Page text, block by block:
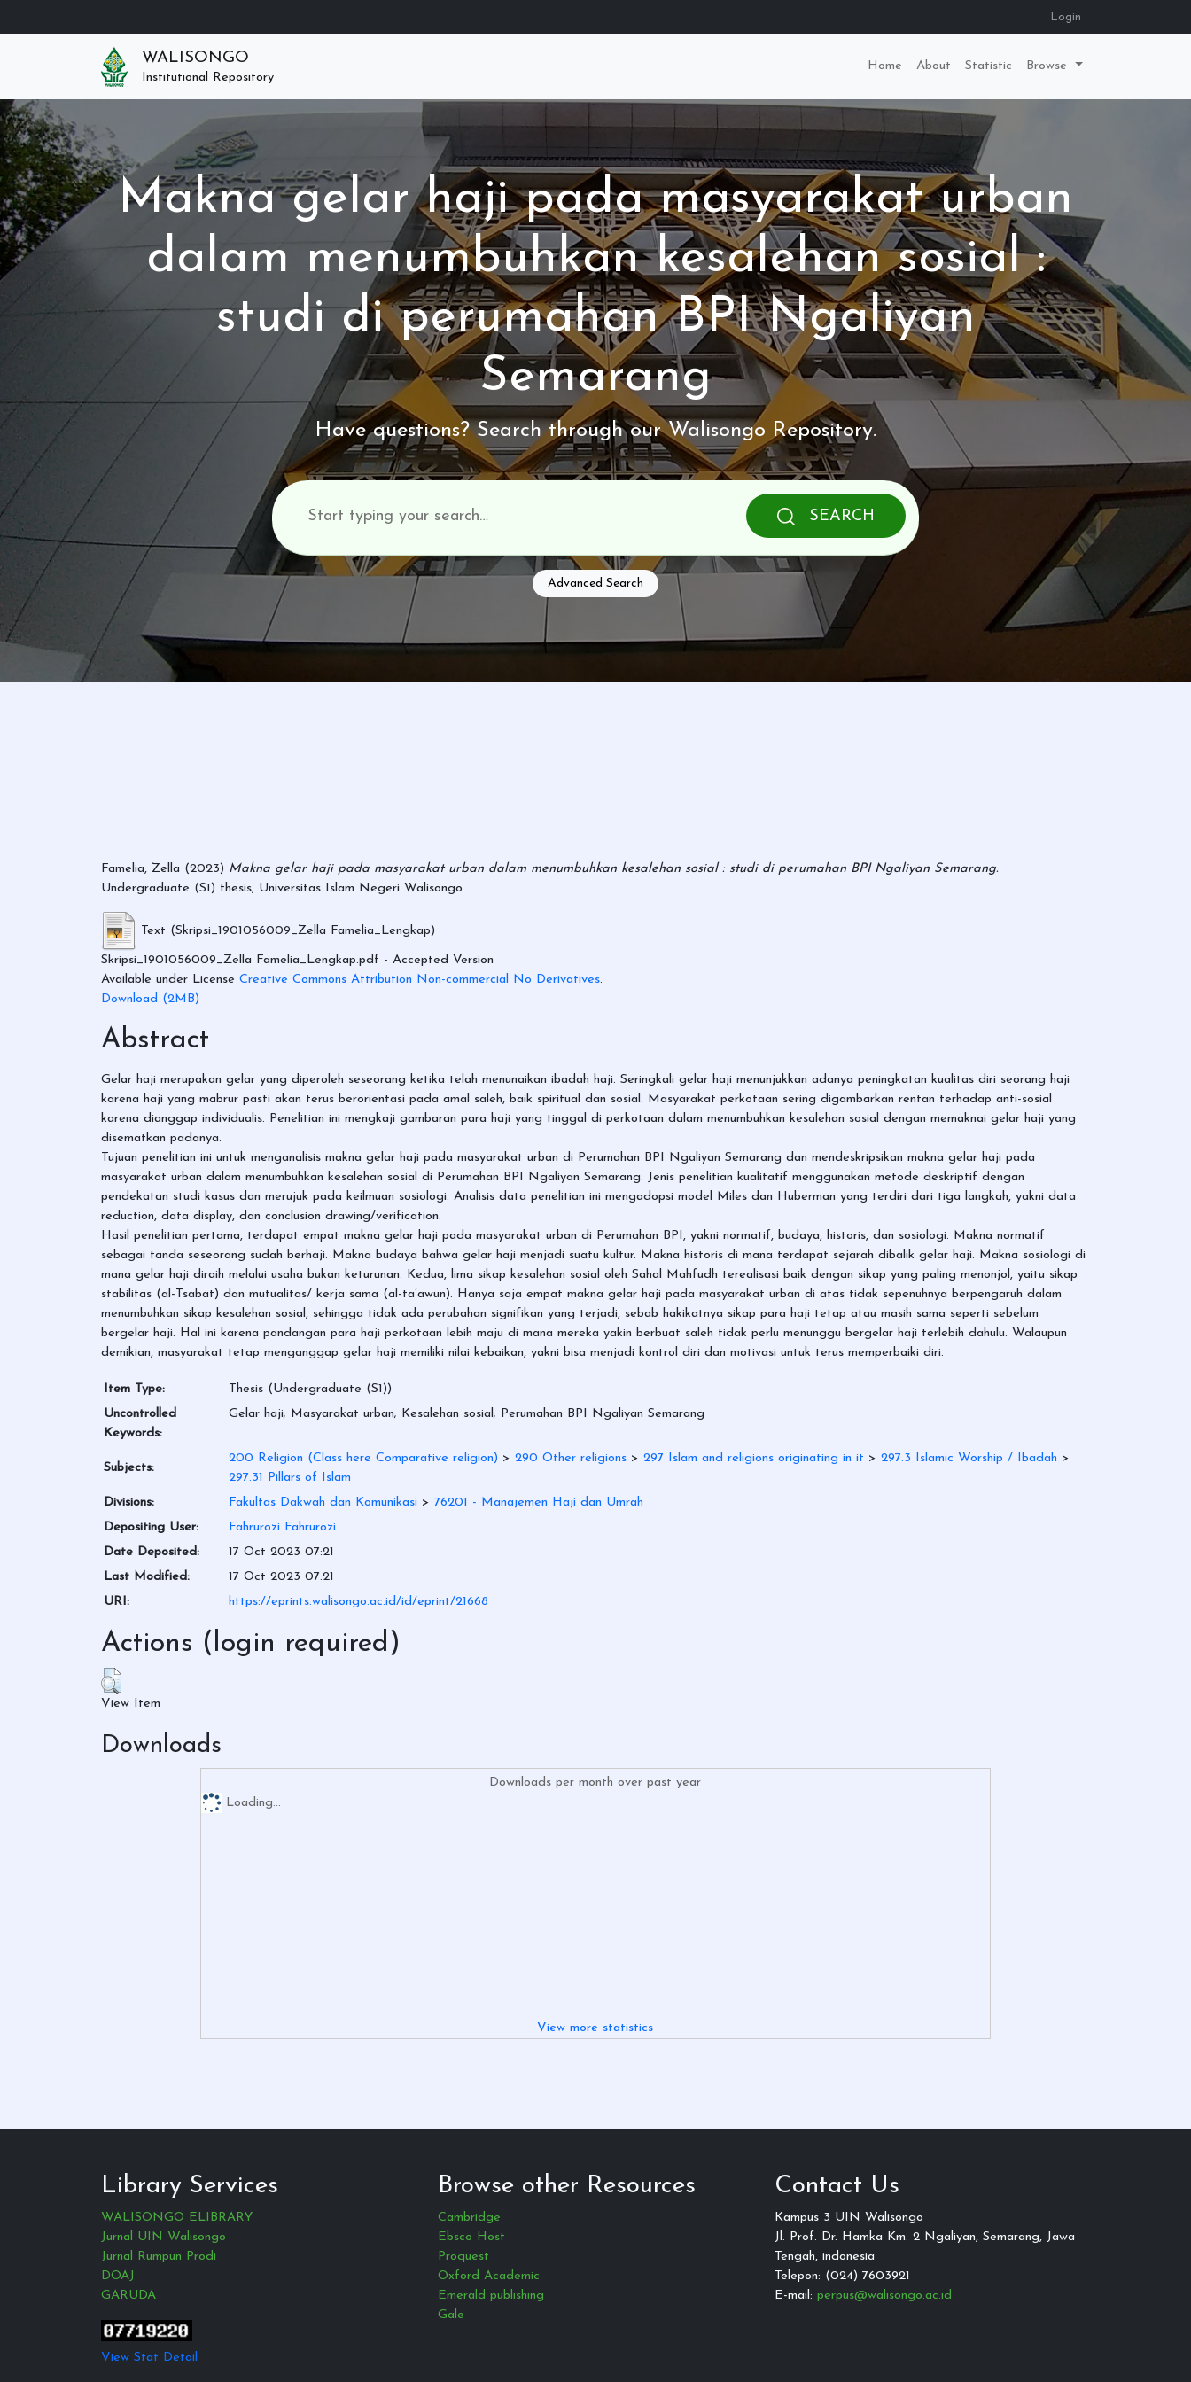
Login
WALISONGO
Institutional Repository
Home About Statistic Browse
Makna gelar haji pada masyarakat urban
dalam menumbuhkan kesalehan sosial :
studi di perumahan BPI Ngaliyan
Semarang
Have questions? Search through our Walisongo Repository.
SEARCH
Advanced Search
Famelia, Zella (2023) Makna gelar haji pada masyarakat urban dalam menumbuhkan kesalehan sosial : studi di perumahan BPI Ngaliyan Semarang.
Undergraduate (S1) thesis, Universitas Islam Negeri Walisongo.
Text (Skripsi_1901056009_Zella Famelia_Lengkap)
Skripsi_1901056009_Zella Famelia_Lengkap.pdf - Accepted Version
Available under License Creative Commons Attribution Non-commercial No Derivatives.
Download (2MB)
Abstract
Gelar haji merupakan gelar yang diperoleh seseorang ketika telah menunaikan ibadah haji. Seringkali gelar haji menunjukkan adanya peningkatan kualitas diri seorang haji
karena haji yang mabrur pasti akan terus berorientasi pada amal saleh, baik spiritual dan sosial. Masyarakat perkotaan sering digambarkan rentan terhadap anti-sosial
karena dianggap individualis. Penelitian ini mengkaji gambaran para haji yang tinggal di perkotaan dalam menumbuhkan kesalehan sosial dengan memaknai gelar haji yang
disematkan padanya.
Tujuan penelitian ini untuk menganalisis makna gelar haji pada masyarakat urban di Perumahan BPI Ngaliyan Semarang dan mendeskripsikan makna gelar haji pada
masyarakat urban dalam menumbuhkan kesalehan sosial di Perumahan BPI Ngaliyan Semarang. Jenis penelitian kualitatif menggunakan metode deskriptif dengan
pendekatan studi kasus dan merujuk pada keilmuan sosiologi. Analisis data penelitian ini mengadopsi model Miles dan Huberman yang terdiri dari tiga langkah, yakni data
reduction, data display, dan conclusion drawing/verification.
Hasil penelitian pertama, terdapat empat makna gelar haji pada masyarakat urban di Perumahan BPI, yakni normatif, budaya, historis, dan sosiologi. Makna normatif
sebagai tanda seseorang sudah berhaji. Makna budaya bahwa gelar haji menjadi suatu kultur. Makna historis di mana terdapat sejarah dibalik gelar haji. Makna sosiologi di
mana gelar haji diraih melalui usaha bukan keturunan. Kedua, lima sikap kesalehan sosial oleh Sahal Mahfudh terealisasi baik dengan sikap yang paling menonjol, yaitu sikap
stabilitas (al-Tsabat) dan mutualitas/ kerja sama (al-ta’awun). Hanya saja empat makna gelar haji pada masyarakat urban di atas tidak sepenuhnya berpengaruh dalam
menumbuhkan sikap kesalehan sosial, sehingga tidak ada perubahan signifikan yang terjadi, sebab hakikatnya sikap para haji tetap atau masih sama seperti sebelum
bergelar haji. Hal ini karena pandangan para haji perkotaan lebih maju di mana mereka yakin berbuat saleh tidak perlu menunggu bergelar haji terlebih dahulu. Walaupun
demikian, masyarakat tetap menganggap gelar haji memiliki nilai kebaikan, yakni bisa menjadi kontrol diri dan motivasi untuk terus memperbaiki diri.
Item Type:
Thesis (Undergraduate (S1))
Uncontrolled
Keywords:
Gelar haji; Masyarakat urban; Kesalehan sosial; Perumahan BPI Ngaliyan Semarang
Subjects:
200 Religion (Class here Comparative religion) > 290 Other religions > 297 Islam and religions originating in it > 297.3 Islamic Worship / Ibadah >
297.31 Pillars of Islam
Divisions:
Fakultas Dakwah dan Komunikasi > 76201 - Manajemen Haji dan Umrah
Depositing User:
Fahrurozi Fahrurozi
Date Deposited:
17 Oct 2023 07:21
Last Modified:
17 Oct 2023 07:21
URI:
https://eprints.walisongo.ac.id/id/eprint/21668
Actions (login required)
View Item
Downloads
Downloads per month over past year
Loading...
View more statistics
Library Services
WALISONGO ELIBRARY
Jurnal UIN Walisongo
Jurnal Rumpun Prodi
DOAJ
GARUDA
View Stat Detail
Browse other Resources
Cambridge
Ebsco Host
Proquest
Oxford Academic
Emerald publishing
Gale
Contact Us
Kampus 3 UIN Walisongo
Jl. Prof. Dr. Hamka Km. 2 Ngaliyan, Semarang, Jawa
Tengah, indonesia
Telepon: (024) 7603921
E-mail: perpus@walisongo.ac.id